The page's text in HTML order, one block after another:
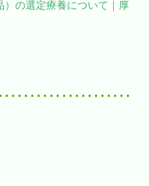
）の選定療養について｜厚